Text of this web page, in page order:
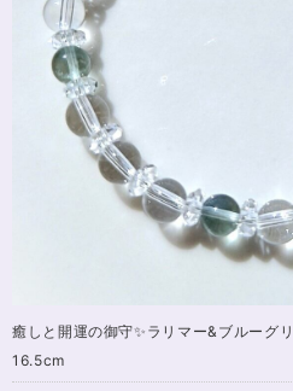
癒しと開運の御守✨ラリマー&ブルーグ
16.5cm